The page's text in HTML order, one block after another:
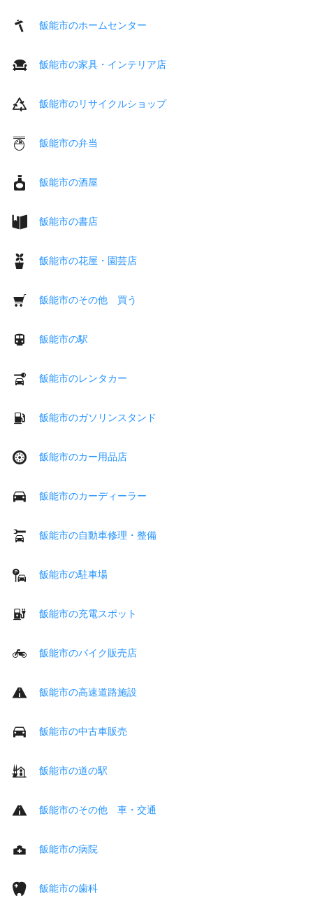
飯能市のホームセンター
飯能市の家具・インテリア店
飯能市のリサイクルショップ
飯能市の弁当
飯能市の酒屋
飯能市の書店
飯能市の花屋・園芸店
飯能市のその他 買う
飯能市の駅
飯能市のレンタカー
飯能市のガソリンスタンド
飯能市のカー用品店
飯能市のカーディーラー
飯能市の自動車修理・整備
飯能市の駐車場
飯能市の充電スポット
飯能市のバイク販売店
飯能市の高速道路施設
飯能市の中古車販売
飯能市の道の駅
飯能市のその他 車・交通
飯能市の病院
飯能市の歯科